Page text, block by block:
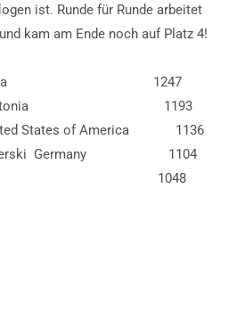
ist. Runde für Runde arbeitet
kam am Ende noch auf Platz 4!
China 1247
Estonia 1193
States of America 1136
Germany 1104
Ji China 1048